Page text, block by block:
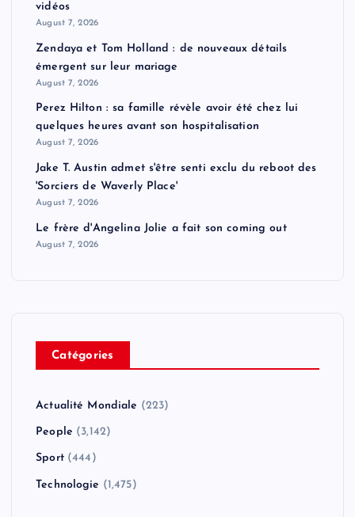
vidéos
August 7, 2026
Zendaya et Tom Holland : de nouveaux détails
émergent sur leur mariage
August 7, 2026
Perez Hilton : sa famille révèle avoir été chez lui
quelques heures avant son hospitalisation
August 7, 2026
Jake T. Austin admet s'être senti exclu du reboot des
'Sorciers de Waverly Place'
August 7, 2026
Le frère d'Angelina Jolie a fait son coming out
August 7, 2026
Catégories
Actualité Mondiale (223)
People (3,142)
Sport(444)
Technologie (1,475)